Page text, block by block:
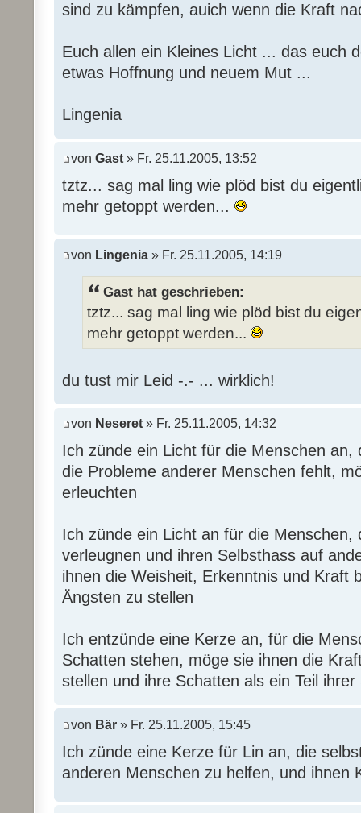
sind zu kämpfen, auich wenn die Kraft
Euch allen ein Kleines Licht ... das euch
etwas Hoffnung und neuem Mut ...
Lingenia
von Gast » Fr. 25.11.2005, 13:52
tztz... sag mal ling wie plöd bist du
mehr getoppt werden...
von Lingenia » Fr. 25.11.2005, 14:19
Gast hat geschrieben:
tztz... sag mal ling wie plöd bist du
mehr getoppt werden...
du tust mir Leid -.- ... wirklich!
von Neseret » Fr. 25.11.2005, 14:32
Ich zünde ein Licht für die Menschen an,
die Probleme anderer Menschen fehlt,
erleuchten
Ich zünde ein Licht an für die Menschen,
verleugnen und ihren Selbsthass auf
ihnen die Weisheit, Erkenntnis und Kraft
Ängsten zu stellen
Ich entzünde eine Kerze an, für die
Schatten stehen, möge sie ihnen die
stellen und ihre Schatten als ein Teil
von Bär » Fr. 25.11.2005, 15:45
Ich zünde eine Kerze für Lin an, die
anderen Menschen zu helfen, und ihnen